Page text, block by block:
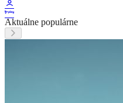
Aktuálne populárne